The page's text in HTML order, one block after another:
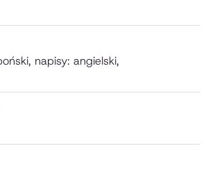
napisy: angielski,